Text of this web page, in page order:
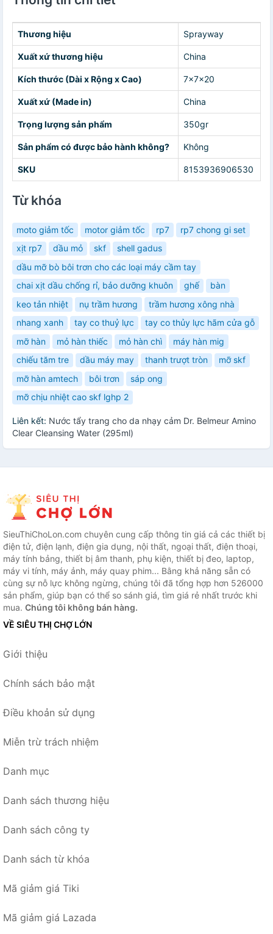
Thương hiệu Sprayway
Xuất xứ thương hiệu China
Kích thước (Dài x Rộng x Cao) 7x7x20
Xuất xứ (Made in) China
Trọng lượng sản phẩm 350gr
Sản phẩm có được bảo hành không? Không
SKU 8153936906530
Từ khóa
moto giảm tốc motor giảm tốc rp7
rp7 chong gi set
xịt rp7
dầu mỏ skf
shell gadus
dầu mỡ bò bôi trơn cho các loại máy cầm tay
chai xịt dầu chống rỉ, bảo dưỡng khuôn
ghế
bàn
keo tản nhiệt
nụ trầm hương
trầm hương xông nhà
nhang xanh
tay co thuỷ lực
tay co thủy lực hãm cửa gỗ
mỡ hàn
mỏ hàn thiếc mỏ hàn chì
máy hàn mig
chiếu tăm tre
dầu máy may thanh trượt tròn
mỡ skf
mỡ hàn amtech
bôi trơn
sáp ong
mỡ chịu nhiệt cao skf lghp 2
Liên kết: Nước tẩy trang cho da nhạy cảm Dr. Belmeur Amino
Clear Cleansing Water (295ml)
SieuThiChoLon.com chuyên cung cấp thông tin giá cả các thiết bị
điện tử, điện lạnh, điện gia dụng, nội thất, ngoại thất, điện thoại,
máy tính bảng, thiết bị âm thanh, phụ kiện, thiết bị đeo, laptop,
máy vi tính, máy ảnh, máy quay phim... Bằng khả năng sẵn có
cùng sự nỗ lực không ngừng, chúng tôi đã tổng hợp hơn 526000
sản phẩm, giúp bạn có thể so sánh giá, tìm giá rẻ nhất trước khi
mua. Chúng tôi không bán hàng.
VỀ SIÊU THỊ CHỢ LỚN
Giới thiệu
Chính sách bảo mật
Điều khoản sử dụng
Miễn trừ trách nhiệm
Danh mục
Danh sách thương hiệu
Danh sách công ty
Danh sách từ khóa
Mã giảm giá Tiki
Mã giảm giá Lazada